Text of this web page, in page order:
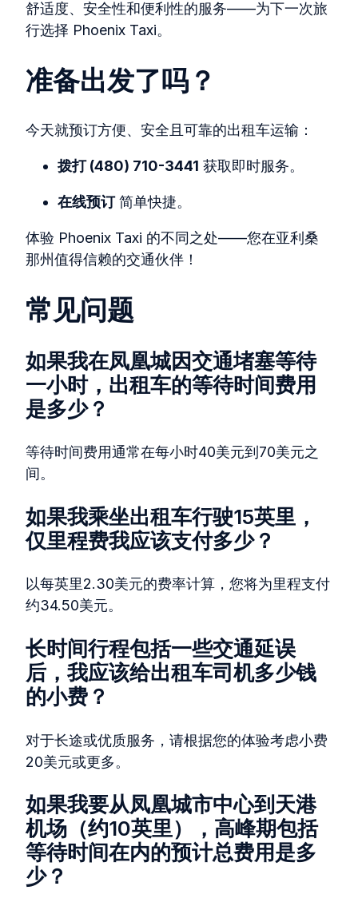
舒适度、安全性和便利性的服务——为下一次旅
行选择 Phoenix Taxi。
准备出发了吗？
今天就预订方便、安全且可靠的出租车运输：
拨打 (480) 710-3441 获取即时服务。
在线预订简单快捷。
体验 Phoenix Taxi 的不同之处——您在亚利桑
那州值得信赖的交通伙伴！
常见问题
如果我在凤凰城因交通堵塞等待
一小时，出租车的等待时间费用
是多少？
等待时间费用通常在每小时40美元到70美元之
间。
如果我乘坐出租车行驶15英里，
仅里程费我应该支付多少？
以每英里2.30美元的费率计算，您将为里程支付
约34.50美元。
长时间行程包括一些交通延误
后，我应该给出租车司机多少钱
的小费？
对于长途或优质服务，请根据您的体验考虑小费
20美元或更多。
如果我要从凤凰城市中心到天港
机场（约10英里），高峰期包括
等待时间在内的预计总费用是多
少？